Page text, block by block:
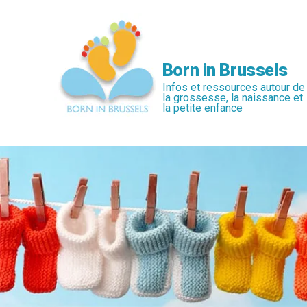
Born in Brussels
Infos et ressources autour de
la grossesse, la naissance et
la petite enfance